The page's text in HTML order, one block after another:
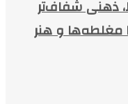
ذهنی شفاف‌تر
مغلطه‌ها و هنر